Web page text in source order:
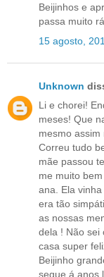
Beijinhos e
passa muito
15 agosto,
Unknown
Li e chorei!
meses! Que
mesmo
Correu tudo
mãe passou
me muito
ana. Ela
era tão
as nossas
dela ! Não sei
casa super
Beijinho
segue á anos